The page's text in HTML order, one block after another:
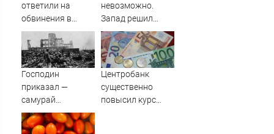
ответили на
обвинения в
иностранном
финансировании
невозможно.
Запад решил
противостоять ей
по-другому
(NetEase, Китай)
Господин
приказал —
самурай
исполнил: почему
японцы забыли,
Центробанк
существенно
повысил курс